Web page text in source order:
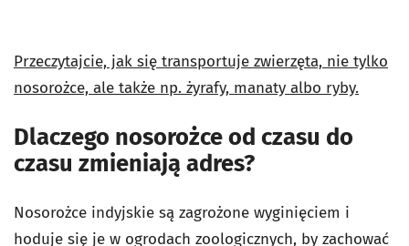
Przeczytajcie, jak się transportuje zwierzęta, nie tylko
nosorożce, ale także np. żyrafy, manaty albo ryby.
Dlaczego nosorożce od czasu do
czasu zmieniają adres?
Nosorożce indyjskie są zagrożone wyginięciem i
hoduje się je w ogrodach zoologicznych, by zachować